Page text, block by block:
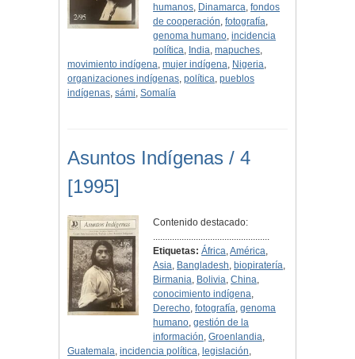
humanos, Dinamarca,fondos
de cooperación,fotografía,
genoma humano,incidencia
política, India,mapuches,
movimiento indígena, mujer indígena, Nigeria,
organizaciones indígenas, política, pueblos
indígenas, sámi, Somalía
Asuntos Indígenas / 4
[1995]
Contenido destacado:
.................................................
Etiquetas: África,América,
Asia, Bangladesh, biopiratería,
Birmania, Bolivia,China,
conocimiento indígena,
Derecho,fotografía,genoma
humano,gestión de la
información,Groenlandia,
Guatemala, incidencia política, legislación,